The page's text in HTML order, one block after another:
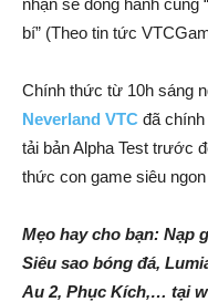
bí” (Theo tin tức
Chính thức từ 10h sáng
Neverland VTC đã
tải bản Alpha Test trước
thức con game siêu ngon
Mẹo hay cho bạn: Nạp
Siêu sao bóng đá,
Au 2, Phục Kích,… tại